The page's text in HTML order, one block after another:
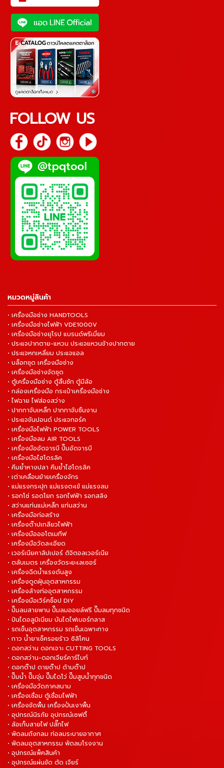
FOLLOW US
หมวดหมู่สินค้า
• เครื่องมือช่าง HANDTOOLS
• เครื่องมือช่างไฟฟ้า VDE1000V
• เครื่องมือช่างยุโรป แบรนด์พรีเมี่ยม
• ประแจปากตาย-แหวน ประแจแหวนข้างปากตาย
• ประแจหกเหลี่ยม ประแจแอล
• บล็อกชุด เครื่องมือช่าง
• เครื่องมือช่างจัดชุด
• ตู้เครื่องมือช่าง ตู้ลิ้นชัก ตู้มีล้อ
• กล่องเครื่องมือ กระเป๋าเครื่องมือช่าง
• ไฟฉาย ไฟส่องสว่าง
• ปากกาจับเหล็ก ปากกาจับชิ้นงาน
• ประแจขันปอนด์ ประแจทอร์ค
• เครื่องมือไฟฟ้า POWER TOOLS
• เครื่องมือลม AIR TOOLS
• เครื่องมืออัดจารบี ปั๊มอัดจารบี
• เครื่องมือไฮโดรลิค
• คีมย้ำหางปลา คีมย้ำไฮโดรลิค
• เต่าเคลื่อนย้ายเครื่องจักร
• แม่แรงกระปุก แม่แรงตะเข้ แม่แรงลม
• รอกโซ่ รอดโยก รอกไฟฟ้า รอกสลิง
• สว่านแท่นแม่เหล็ก แท่นสว่าน
• เครื่องมือก่อสร้าง
• เครื่องต๊าปเกลียวไฟฟ้า
• เครื่องมือออโตเมทีฟ
• เครื่องมือวัดละเอียด
• เวอร์เนียคาลิปเปอร์ ดิจิตอลเวอร์เนีย
• ตลับเมตร เครื่องวัดระยะเลเซอร์
• เครื่องฉีดน้ำแรงดันสูง
• เครื่องดูดฝุ่นอุตสาหกรรม
• เครื่องล้างท่ออุตสาหกรรม
• เครื่องมือเวิร์คช็อป DIY
• ปั๊มลมสายพาน ปั๊มลมออยล์ฟรี ปั๊มลมทุกชนิด
• ปันไดอลูมิเนียม บันไดไฟเบอร์กลาส
• รถเข็นอุตสาหกรรม รถเข็นเฉพาะทาง
• กาว น้ำยาเช็ครอยร้าว ซิลิโคน
• ดอกสว่าน ดอกเจาะ CUTTING TOOLS
• ดอกสว่าน-ดอกเจียร์คาร์ไบท์
• ดอกต๊าป ดายต๊าป ด้ามต๊าป
• ปั๊มน้ำ ปั๊มจุ่ม ปั๊มไดโว่ ปั๊มสูบน้ำทุกชนิด
• เครื่องมือวัดภาคสนาม
• เครื่องเชื่อม ตู้เชื่อมไฟฟ้า
• เครื่องขัดพื้น เครื่องปั่นเงาพื้น
• อุปกรณ์นิรภัย อุปกรณ์เซฟตี้
• ล้อเก็บสายไฟ ปลั๊กไฟ
• พัดลมถังกลม ท่อลมระบายอากาศ
• พัดลมอุตสาหกรรม พัดลมโรงงาน
• อุปกรณ์แพ็คสินค้า
• อุปกรณ์แผ่นขัด ตัด เจียร์